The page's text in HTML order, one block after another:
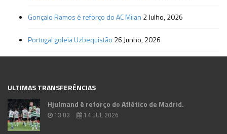
Gonçalo Ramos é reforço do AC Milan 2 Julho, 2026
Portugal goleia Uzbequistão 26 Junho, 2026
ULTIMAS TRANSFERÊNCIAS
Hjulmand é reforço do Atlético de Madrid.
13:03 14 JUL 2026